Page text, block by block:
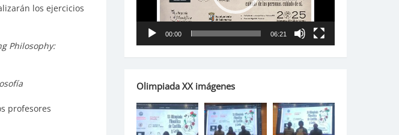
los ejercicios
Philosophy:
profesores
00:00 06:21
Olimpiada XX imágenes